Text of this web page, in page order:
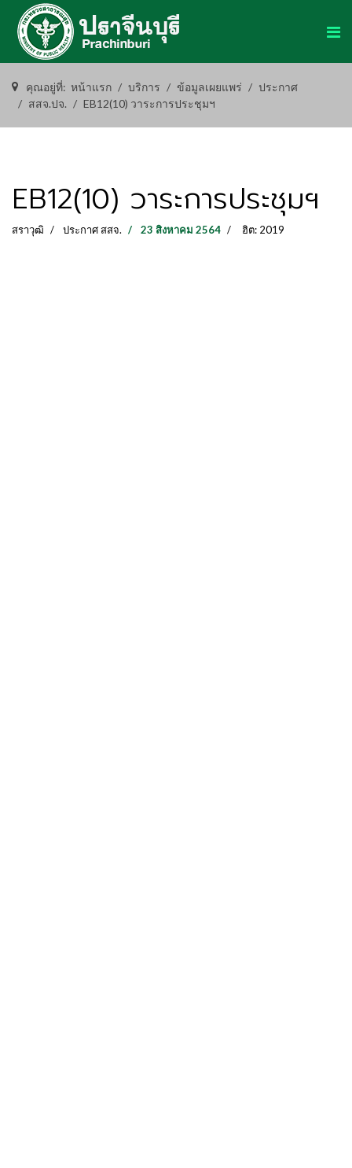
คุณอยู่ที่: หน้าแรก บริการ ข้อมูลเผยแพร่
ประกาศ
สสจ.ปจ.
EB12(10) วาระการประชุมฯ
EB12(10) วาระการประชุมฯ
สราวุฒิ ประกาศ สสจ. 23 สิงหาคม 2564 ฮิต: 2019